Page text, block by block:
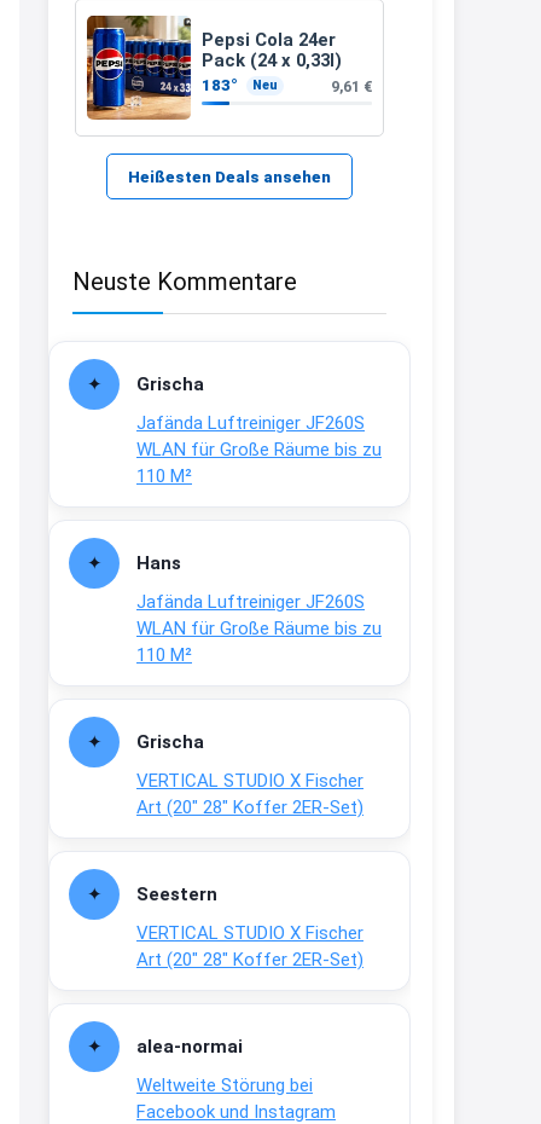
Pepsi Cola 24er
Pack (24 x 0,33l)
183° Neu 9,61 €
Heißesten Deals ansehen
Neuste Kommentare
Grischa
Jafända Luftreiniger JF260S
WLAN für Große Räume bis zu
110 M²
Hans
Jafända Luftreiniger JF260S
WLAN für Große Räume bis zu
110 M²
Grischa
VERTICAL STUDIO X Fischer
Art (20″ 28″ Koffer 2ER-Set)
Seestern
VERTICAL STUDIO X Fischer
Art (20″ 28″ Koffer 2ER-Set)
alea-normai
Weltweite Störung bei
Facebook und Instagram
↩
Kerstin
Bei EDEKA
↩
29.07www.haribo.com/de-
↩
Joachim
Ab diesem Jahr gibt es keine
Fielmann-Blinkis mehr / wurde
www.fielmann-
group.com/blinkis...
13:44
dich zu sehen, alles gut?
15:01
An 01.08. / Sensodyne Rabatt 3€
/ max. 15.000www.erlebe-
↩